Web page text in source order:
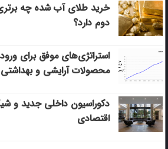
خرید طلای آب شده چه
دوم دارد؟
استراتژی‌های موفق برای ورود
محصولات آرایشی و بهداشتی
دکوراسیون داخلی جدید و
اقتصادی